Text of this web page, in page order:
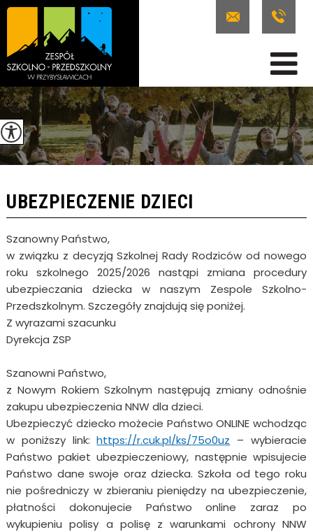
UBEZPIECZENIE DZIECI
Szanowny Państwo,
w związku z decyzją Szkolnej Rady Rodziców od nowego
roku szkolnego 2025/2026 nastąpi zmiana procedury
ubezpieczania dziecka w naszym Zespole Szkolno-
Przedszkolnym. Szczegóły znajdują się poniżej.
Z wyrazami szacunku
Dyrekcja ZSP
Szanowni Państwo,
z Nowym Rokiem Szkolnym następują zmiany odnośnie
zakupu ubezpieczenia NNW dla dzieci.
Ubezpieczyć dziecko możecie Państwo ONLINE wchodząc
w poniższy link:https://r.cuk.pl/ks/75o0uz – wybieracie
Państwo pakiet ubezpieczeniowy, następnie wpisujecie
Państwo dane swoje oraz dziecka. Szkoła od tego roku
nie pośredniczy w zbieraniu pieniędzy na ubezpieczenie,
płatności dokonujecie Państwo online zaraz po
wykupieniu polisy a polisę z warunkami ochrony NNW